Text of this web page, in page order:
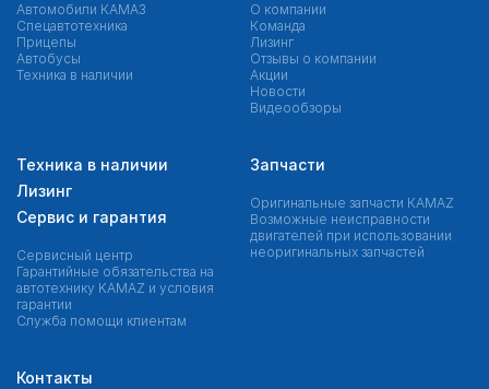
Автомобили КАМАЗ
Спецавтотехника
Прицепы
Автобусы
Техника в наличии
О компании
Команда
Лизинг
Отзывы о компании
Акции
Новости
Видеообзоры
Техника в наличии
Лизинг
Сервис и гарантия
Сервисный центр
Гарантийные обязательства на
автотехнику KAMAZ и условия
гарантии
Служба помощи клиентам
Запчасти
Оригинальные запчасти КAMAZ
Возможные неисправности
двигателей при использовании
неоригинальных запчастей
Контакты